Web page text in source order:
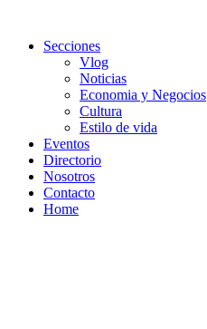
Secciones
Vlog
Noticias
Economia y Negocios
Cultura
Estilo de vida
Eventos
Directorio
Nosotros
Contacto
Home